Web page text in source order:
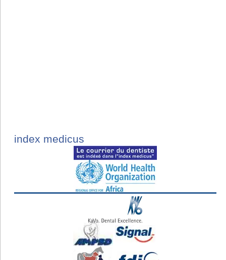
index medicus